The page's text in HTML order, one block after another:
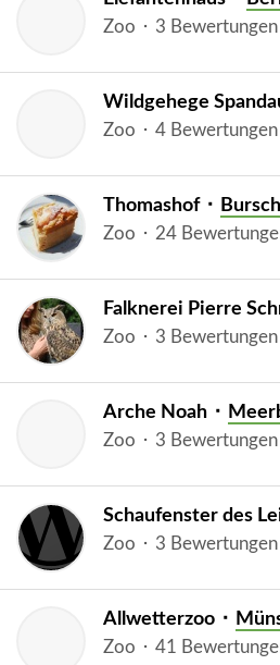
Zoo ⬝ 3
Wildgehege
Zoo ⬝ 4
Thomashof ⬝
Zoo ⬝ 24
Falknerei Pierre
Zoo ⬝ 3
Arche Noah ⬝
Zoo ⬝ 3
Schaufenster des
Zoo ⬝ 3
Allwetterzoo ⬝
Zoo ⬝ 41